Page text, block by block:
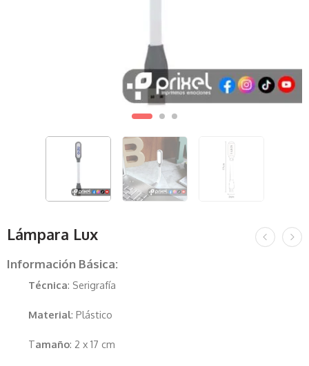
Lámpara Lux
Información Básica:
Técnica: Serigrafía
Material: Plástico
Tamaño: 2 x 17 cm